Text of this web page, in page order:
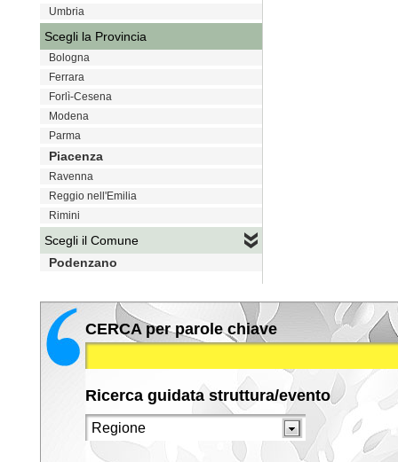
Umbria
Scegli la Provincia
Bologna
Ferrara
Forlì-Cesena
Modena
Parma
Piacenza
Ravenna
Reggio nell'Emilia
Rimini
Scegli il Comune
Podenzano
CERCA per parole chiave
Ricerca guidata struttura/evento